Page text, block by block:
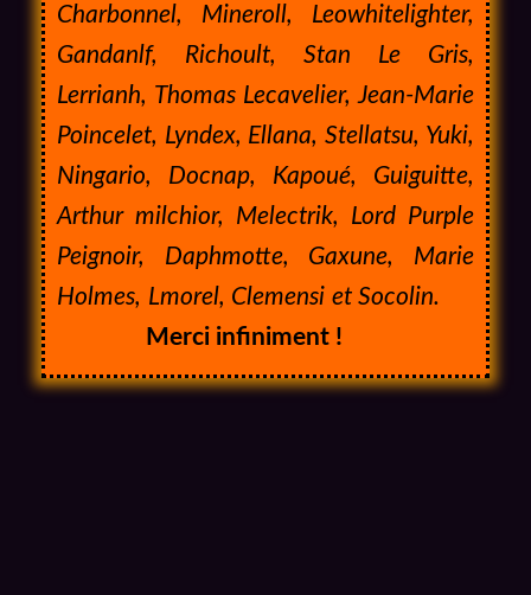
Charbonnel, Mineroll, Leowhitelighter,
Gandanlf, Richoult, Stan Le Gris,
Lerrianh, Thomas Lecavelier, Jean-Marie
Poincelet, Lyndex, Ellana, Stellatsu, Yuki,
Ningario, Docnap, Kapoué, Guiguitte,
Arthur milchior, Melectrik, Lord Purple
Peignoir, Daphmotte, Gaxune, Marie
Holmes, Lmorel, Clemensi et Socolin.
Merci infiniment !